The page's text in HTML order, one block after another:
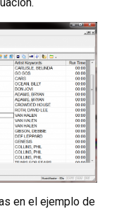
en el ejemplo de